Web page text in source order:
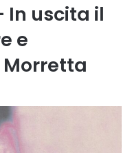
In uscita il
e